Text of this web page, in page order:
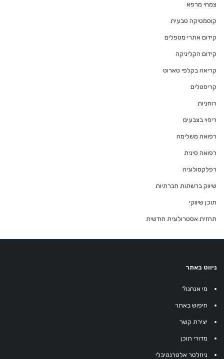
צמחי מרפא
קוסמטיקה טבעית
קידום אתרי מטפלים
קידום הקליניקה
קריאה בקלפי טארוט
קריסטלים
רוחניות
ריפוי בצבעים
רפואה משלימה
רפואה סינית
רפלקסולוגיה
שיווק ברשתות חברתיות
תוכן שיווקי
תחזית אסטרולוגית חודשית
ניווט באתר
מי אנחנו?
חיפוש באתר
יצירת קשר
מדורי תוכן
ניוזלטר אלטרנטיבלי